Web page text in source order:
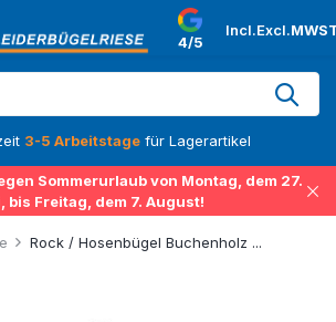
4/5
Incl.Excl.
3-5 Arbeitstage für Lagerartikel
Sommerurlaub von Montag, dem 27.
bis Freitag, dem 7. August!
Rock / Hosenbügel Buchenholz ...